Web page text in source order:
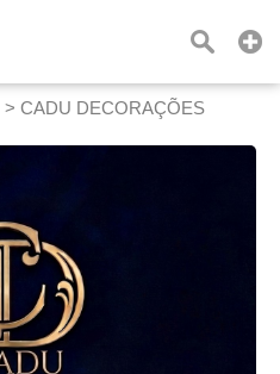
> CADU DECORAÇÕES